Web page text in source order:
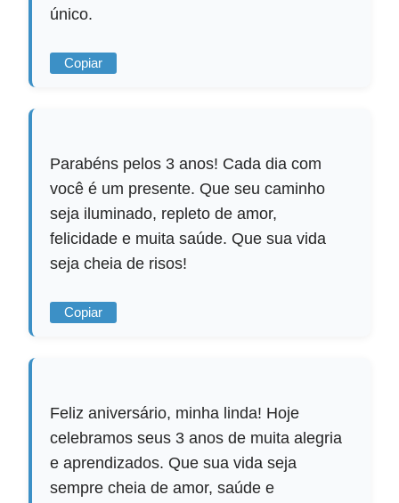
único.
Copiar
Parabéns pelos 3 anos! Cada dia com
você é um presente. Que seu caminho
seja iluminado, repleto de amor,
felicidade e muita saúde. Que sua vida
seja cheia de risos!
Copiar
Feliz aniversário, minha linda! Hoje
celebramos seus 3 anos de muita alegria
e aprendizados. Que sua vida seja
sempre cheia de amor, saúde e